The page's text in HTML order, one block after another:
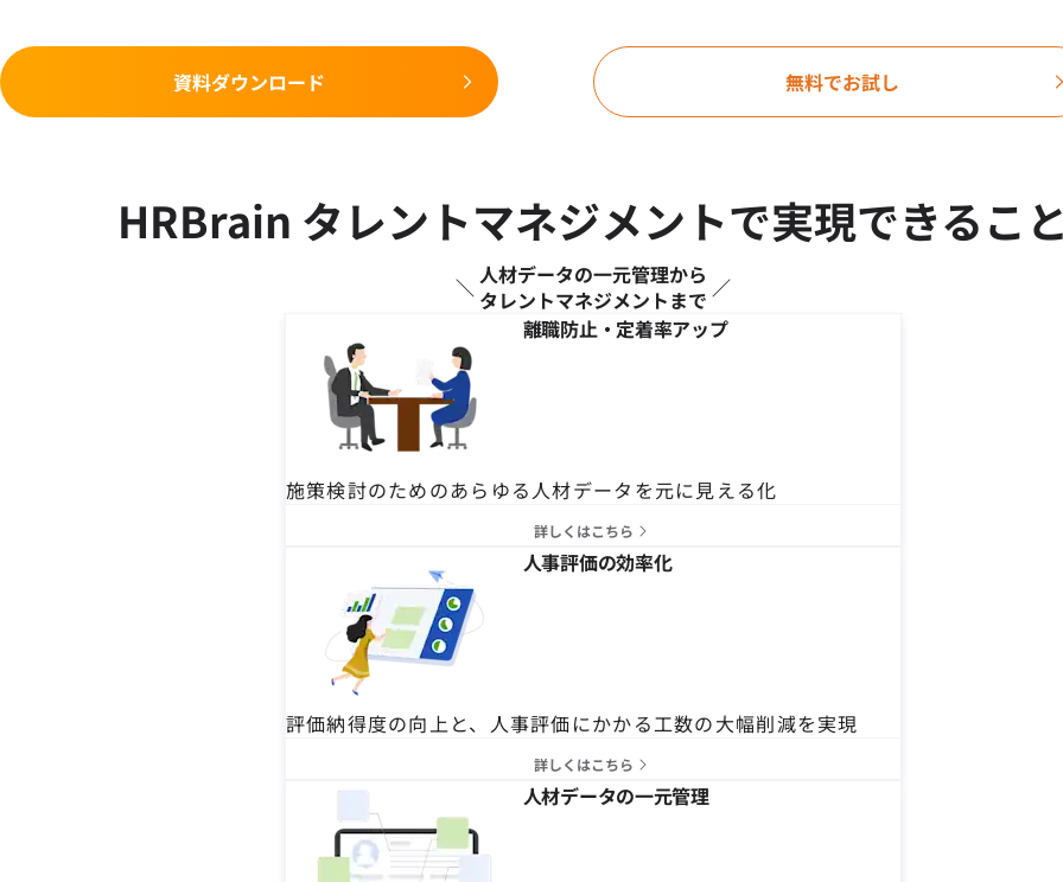
資料ダウンロード 無料でお試し
HRBrain タレントマネジメントで実現できるこ
人材データの一元管理から
タレントマネジメントまで
離職防止・定着率アップ
施策検討のためのあらゆる人材データを元に見える化
詳しくはこちら
人事評価の効率化
評価納得度の向上と、人事評価にかかる工数の大幅削減を実現
詳しくはこちら
人材データの一元管理